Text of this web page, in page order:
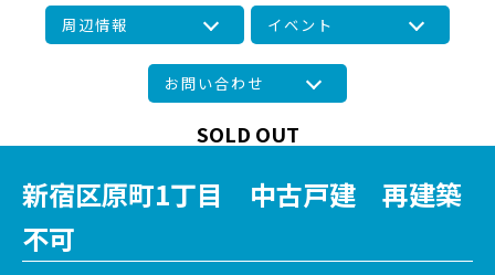
周辺情報 イベント
お問い合わせ
SOLD OUT
新宿区原町1丁目 中古戸建 再建築
不可